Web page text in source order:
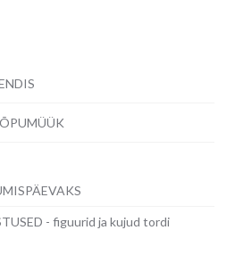
- figuurid ja kujud tordi